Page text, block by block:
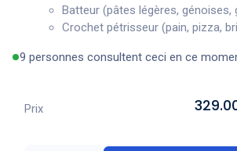
Batteur (pâtes légères, génoises,
Crochet pétrisseur (pain, pizza,
9 personnes consultent ceci en ce
Prix